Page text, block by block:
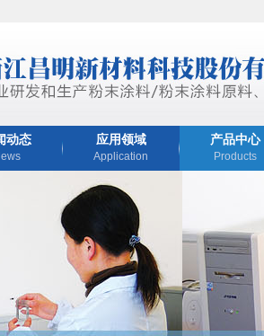
动态 应用领域
Application
产品中心
Products